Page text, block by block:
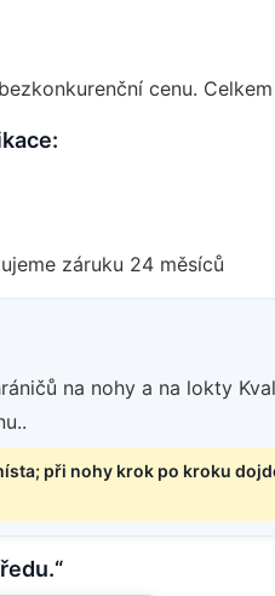
cenu.
záruku 24 měsíců
na nohy a na lokty
při nohy krok po kroku